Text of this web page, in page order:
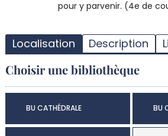
pour y parvenir. (4e de
Localisation Description
Choisir une bibliothèque
BU CATHÉDRALE BU